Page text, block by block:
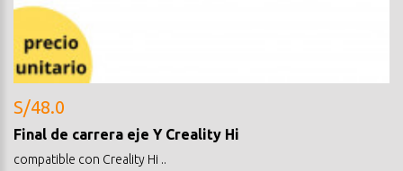
S/48.0
Final de carrera eje Y Creality Hi
compatible con Creality Hi ..